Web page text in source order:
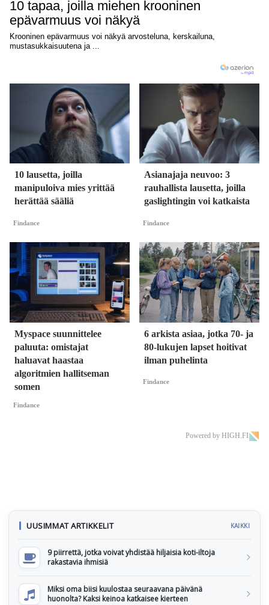
10 lausetta, joilla
manipuloiva mies yrittää
herättää sääliä
Findance
Asianajaja neuvoo: 3
rauhallista lausetta, joilla
gaslightingin voi katkaista
Findance
Myspace suunnittelee
paluuta: omistajat
haluavat haastaa
algoritmien hallitseman
somen
Findance
6 arkista asiaa, jotka 70- ja
80-lukujen lapset hoitivat
ilman puhelinta
Findance
Powered by HIGH.FI
UUSIMMAT ARTIKKELIT KAIKKI
9 piirrettä, jotka voivat yhdistää hiljaisia koti-iltoja
rakastavia ihmisiä
Miksi oma biisi kuulostaa seuraavana päivänä
huonolta? Kaksi keinoa katkaisee kierteen